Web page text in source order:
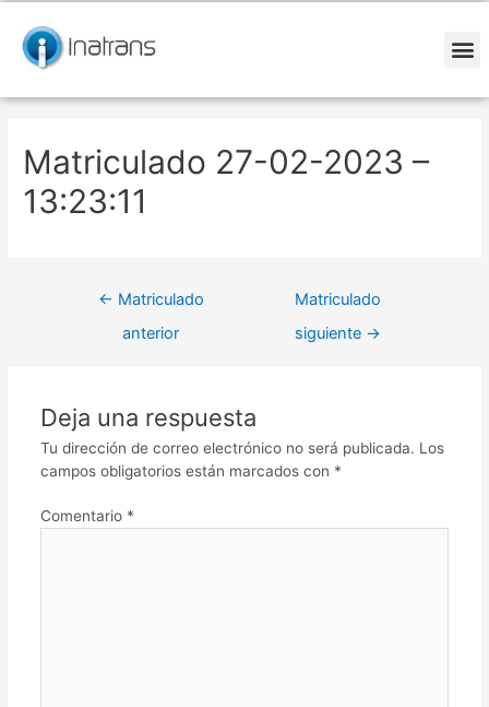
contenido
Matriculado 27-02-2023 –
13:23:11
de
entradas
← Matriculado
anterior
Matriculado
siguiente →
Deja una respuesta
Tu dirección de correo electrónico no será publicada. Los
campos obligatorios están marcados con *
Comentario *